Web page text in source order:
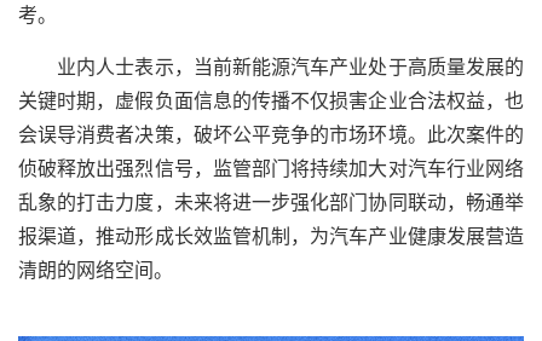
考。
业内人士表示，当前新能源汽车产业处于高质量发展的
关键时期，虚假负面信息的传播不仅损害企业合法权益，也
会误导消费者决策，破坏公平竞争的市场环境。此次案件的
侦破释放出强烈信号，监管部门将持续加大对汽车行业网络
乱象的打击力度，未来将进一步强化部门协同联动，畅通举
报渠道，推动形成长效监管机制，为汽车产业健康发展营造
清朗的网络空间。